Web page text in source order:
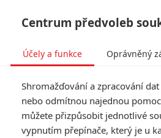
Centrum předvoleb
Účely a funkce Oprávněný
Shromažďování a zpracování
nebo odmítnou najednou
můžete přizpůsobit jednotlivé
vypnutím přepínače, který je u